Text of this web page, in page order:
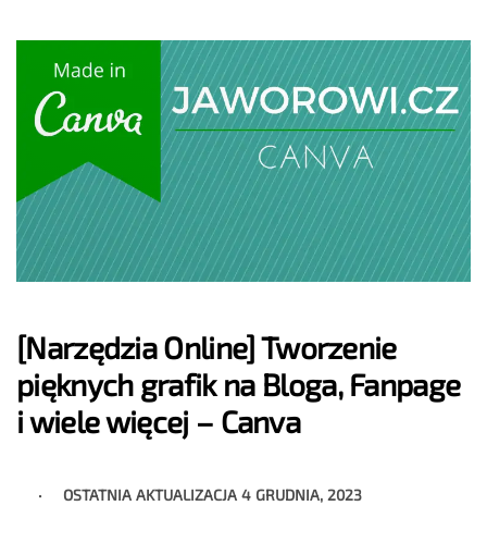
[Narzędzia Online] Tworzenie
pięknych grafik na Bloga, Fanpage
i wiele więcej – Canva
OSTATNIA AKTUALIZACJA4 GRUDNIA, 2023